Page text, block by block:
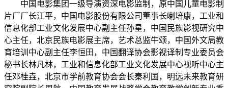
中国电影集团一级导演资深电影监制，原中国儿童电影制
片厂厂长江平，中国电影股份有限公司董事长喇培康，工业和
信息化部工业文化发展中心副主任孙星，中国民族影视研究中
心主任，北京民族电影展主席，艺术总监牛颂，中国外文局教
育培训中心副主任李恒田，中国翻译协会影视译制专业委员会
秘书长林凡林，工业和信息化部工业文化发展中心视听中心主
任邓桂垚，北京市学前教育协会会长秦利国，明远未来教育研